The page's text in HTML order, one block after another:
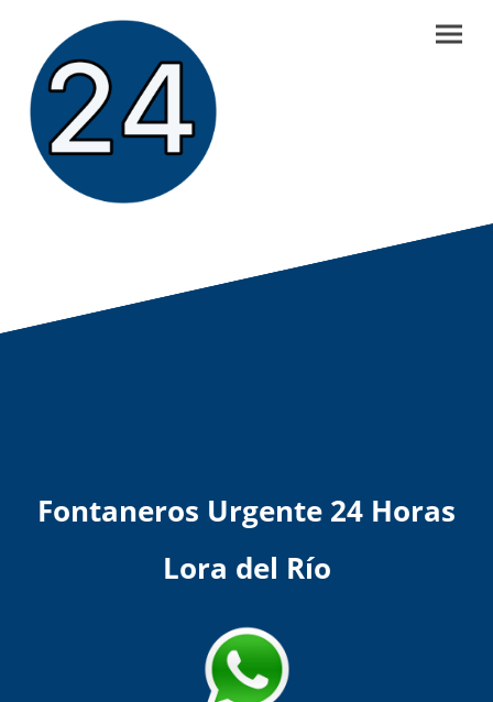
Fontaneros Urgente 24 Horas
Lora del Río